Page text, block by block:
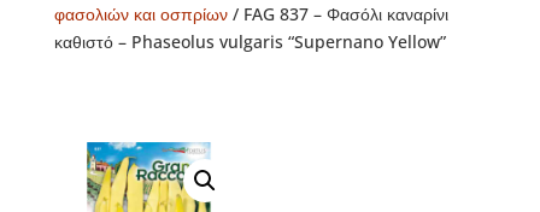
φασολιών και οσπρίων/ FAG 837 – Φασόλι καναρίνι
καθιστό – Phaseolus vulgaris “Supernano Yellow”